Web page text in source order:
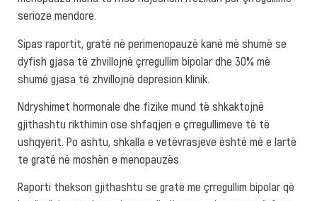
serioze mendore.
Sipas raportit, gratë në perimenopauzë kanë më shumë se
dyfish gjasa të zhvillojnë çrregullim bipolar dhe 30% më
shumë gjasa të zhvillojnë depresion klinik.
Ndryshimet hormonale dhe fizike mund të shkaktojnë
gjithashtu rikthimin ose shfaqjen e çrregullimeve të të
ushqyerit. Po ashtu, shkalla e vetëvrasjeve është më e lartë
te gratë në moshën e menopauzës.
Raporti thekson gjithashtu se gratë me çrregullim bipolar që